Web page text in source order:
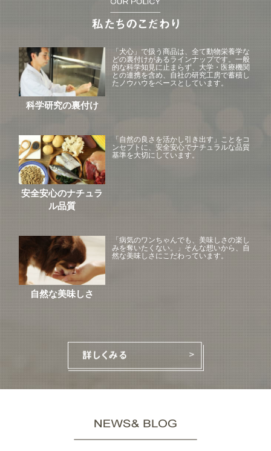
科学研究の裏付け
「犬心」で扱う商品は、全て動物栄養学な
どの裏付けがあるラインナップです。一般
的な科学知見に止まらず、大学・医療機関
との連携を含め、自社の研究工房で蓄積し
たノウハウをベースとしています。
安全安心のナチュラ
ル品質
「自然の良さを活かし引き出す」ことをコ
ンセプトに、安全安心でナチュラルな品質
基準を大切にしています。
自然な美味しさ
「病気のワンちゃんでも、美味しさの楽し
みを奪いたくない。」そんな想いから、自
然な美味しさにこだわっています。